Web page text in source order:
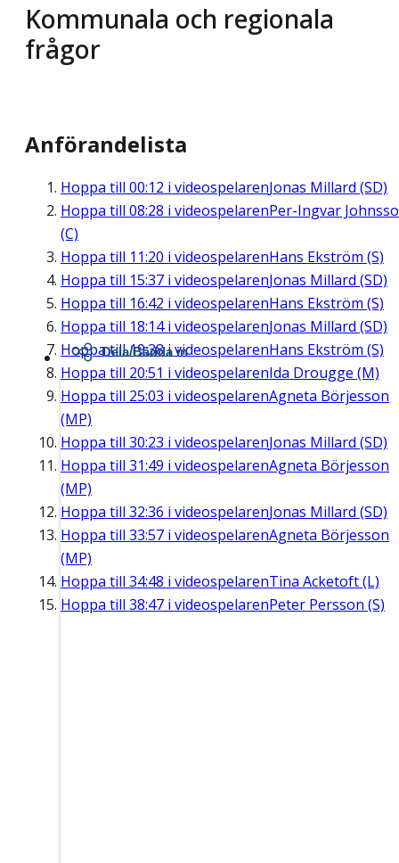
Kommunala och regionala
frågor
Anförandelista
Hoppa till 00:12 i videospelarenJonas Millard (SD)
Hoppa till 08:28 i videospelarenPer-Ingvar
(C)
Hoppa till 11:20 i videospelarenHans Ekström (S)
Hoppa till 15:37 i videospelarenJonas Millard (SD)
Hoppa till 16:42 i videospelarenHans Ekström (S)
Hoppa till 18:14i videospelarenJonas Millard (SD)
Hoppa till19:38i videospelarenHans Ekström (S)
Hoppa till 20:51 i videospelarenIda Drougge (M)
Hoppa till 25:03 i videospelarenAgneta Börjesson
(MP)
Hoppa till 30:23 i videospelarenJonas Millard (SD)
Hoppa till 31:49 i videospelarenAgneta Börjesson
(MP)
Hoppa till 32:36 i videospelarenJonas Millard (SD)
Hoppa till 33:57 i videospelarenAgneta Börjesson
(MP)
Hoppa till 34:48 i videospelarenTina Acketoft (L)
Hoppa till 38:47 i videospelarenPeter Persson (S)
Dela/Bädda in